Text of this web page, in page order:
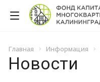
Главная Информация
Новости